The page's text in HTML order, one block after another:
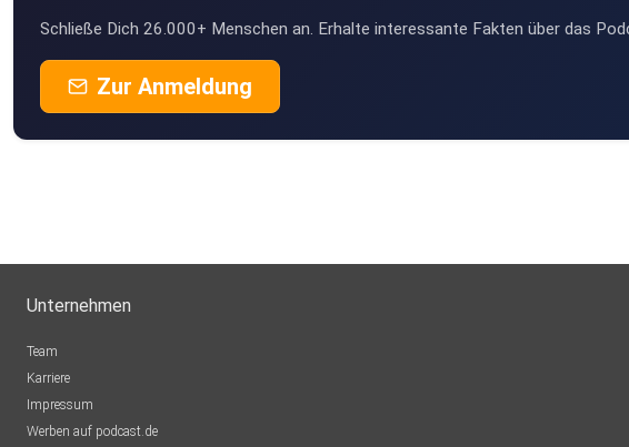
Schließe Dich 26.000+ Menschen an. Erhalte interessante Fakten über das
Zur Anmeldung
Unternehmen
Team
Karriere
Impressum
Werben auf podcast.de